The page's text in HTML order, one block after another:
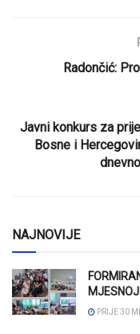
Radončić:
Javni konkurs za
Bosne i
NAJNOVIJE
PRIJE 30